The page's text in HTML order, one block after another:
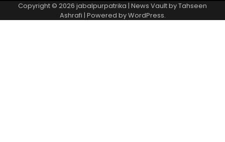
Copyright © 2026 jabalpurpatrika | News Vault byTahseen
Ashrafi | Powered byWordPress.